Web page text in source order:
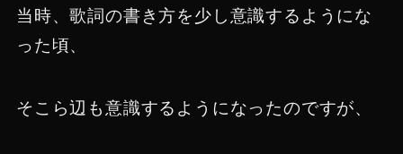
当時、歌詞の書き方を少し意識するようにな
った頃、
そこら辺も意識するようになったのですが、